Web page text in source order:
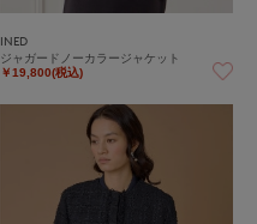
INED
ジャガードノーカラージャケット
￥19,800(税込)